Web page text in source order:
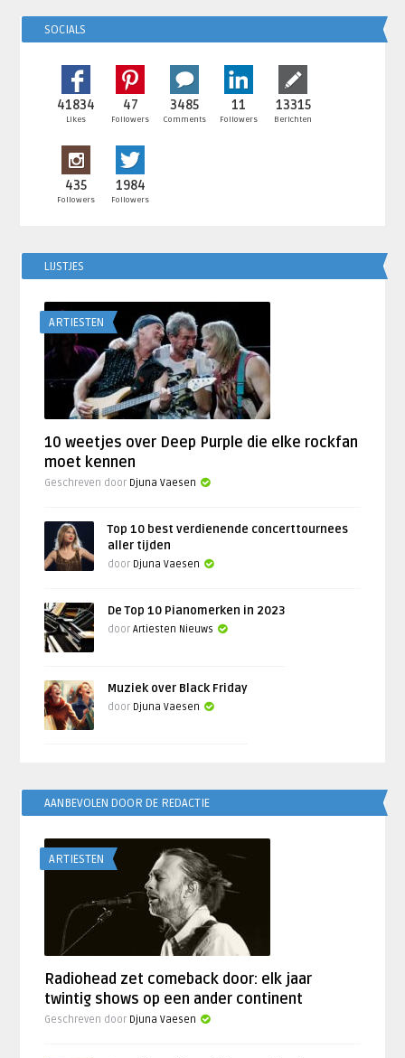
SOCIALS
41834
Likes
47
Followers
3485
Comments
11
Followers
13315
Berichten
435
Followers
1984
Followers
LIJSTJES
ARTIESTEN
10 weetjes over Deep Purple die elke rockfan
moet kennen
Geschreven door Djuna Vaesen
Top 10 best verdienende concerttournees
aller tijden
door Djuna Vaesen
De Top 10 Pianomerken in 2023
doorArtiesten Nieuws
Muziek over Black Friday
door Djuna Vaesen
AANBEVOLEN DOOR DE REDACTIE
ARTIESTEN
Radiohead zet comeback door: elk jaar
twintig shows op een ander continent
Geschreven door Djuna Vaesen